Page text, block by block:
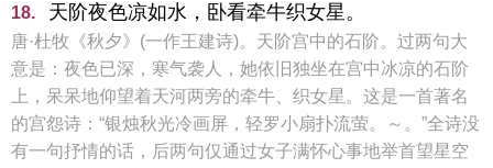
18. 天阶夜色凉如水，卧看牵牛织女星。
唐·杜牧《秋夕》(一作王建诗)。天阶宫中的石阶。过两句大
意是：夜色已深，寒气袭人，她依旧独坐在宫中冰凉的石阶
上，呆呆地仰望着天河两旁的牵牛、织女星。这是一首著名
的宫怨诗：“银烛秋光冷画屏，轻罗小扇扑流萤。～。”全诗没
有一句抒情的话，后两句仅通过女子满怀心事地举首望星空